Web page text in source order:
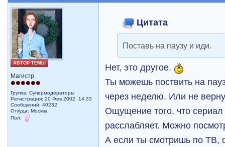
АВТОР ТЕМЫ
Магистр
Группа: Супермодераторы
Регистрация: 20 Фев 2002, 14:33
Сообщений: 40232
Откуда: Москва
Пол:
Цитата
Поставь на паузу и иди.
Нет, это другое.
Ты можешь поствить на
через неделю. Или не
Ощущение того, что сериал
расслабляет. Можно
А если ты смотришь по ТВ,